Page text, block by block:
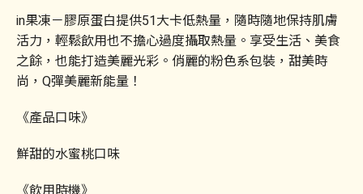
in果凍－膠原蛋白提供51大卡低熱量，隨時隨地保持肌膚
活力，輕鬆飲用也不擔心過度攝取熱量。享受生活、美食
之餘，也能打造美麗光彩。俏麗的粉色系包裝，甜美時
尚，Q彈美麗新能量！
《產品口味》
鮮甜的水蜜桃口味
《飲用時機》